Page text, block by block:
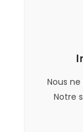
Nous
Notre